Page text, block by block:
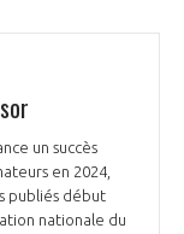
un succès
en 2024,
publiés début
nationale du